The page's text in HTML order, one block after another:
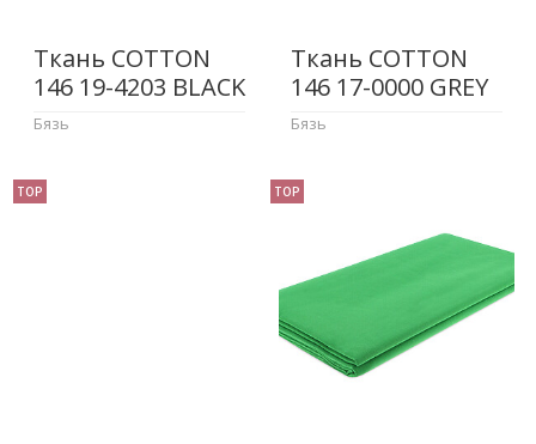
Ткань COTTON
146 19-4203 BLACK
Бязь
Ткань COTTON
146 17-0000 GREY
Бязь
TOP TOP